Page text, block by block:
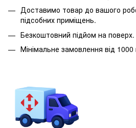
Доставимо товар до вашого
підсобних приміщень.
Безкоштовний підйом на поверх.
Мінімальне замовлення від 1000